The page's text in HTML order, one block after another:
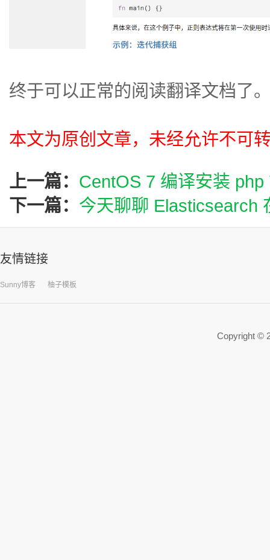
终于可以正常的阅读翻译文档了
本文为原创文章，未经允许不可
上一篇： CentOS 7 编译安装 php
下一篇： 今天聊聊 Elasticsearch
友情链接
Sunny博客 柚子模板
Copyright ©